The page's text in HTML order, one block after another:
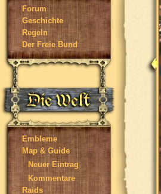
Forum
Geschichte
Regeln
Der Freie Bund
Embleme
Map & Guide
Neuer Eintrag
Kommentare
Raids